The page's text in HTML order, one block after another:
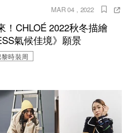
MAR 04 , 2022
！CHLOÉ 2022秋冬描繪
氣候佳境》願景
黎時裝周